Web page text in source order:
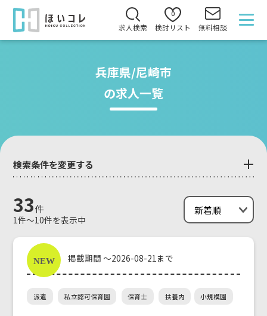
求人検索
0
検討リスト 無料相談
兵庫県/尼崎市
の求人一覧
検索条件を変更する
33件
1件～10件を表示中
掲載期間 ～2026-08-21まで
派遣 私立認可保育園 保育士 扶養内 小規模園